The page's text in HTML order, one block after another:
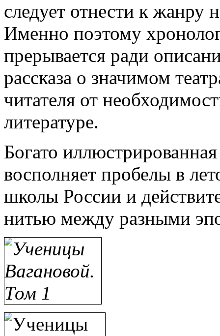
следует отнести к жанру
Именно поэтому
прерывается ради
рассказа о значимом
читателя от
литературе.
Богато
восполняет пробелы в
школы России и
нитью между разными